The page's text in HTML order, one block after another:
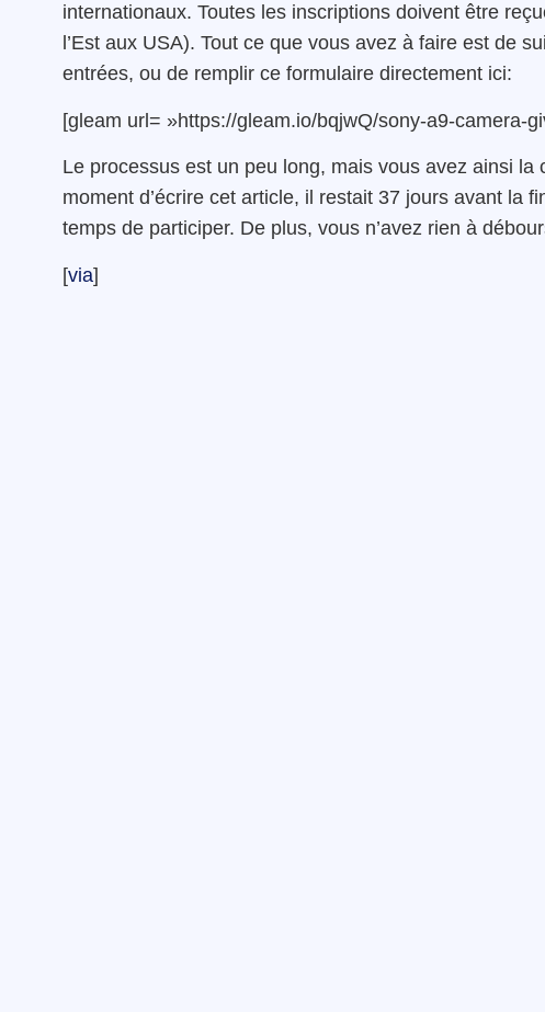
internationaux. Toutes les inscriptions doivent être
l’Est aux USA). Tout ce que vous avez à faire est de
entrées, ou de remplir ce formulaire directement ici:
[gleam url= »https://gleam.io/bqjwQ/sony-a9-camera-
Le processus est un peu long, mais vous avez ainsi
moment d’écrire cet article, il restait 37 jours avant la
temps de participer. De plus, vous n’avez rien à
[via]